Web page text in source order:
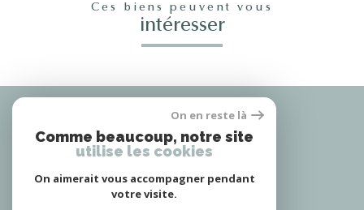
Ces biens peuvent vous
intéresser
adhérons
Nous
On en reste là
Comme beaucoup, notre site
utilise les cookies
On aimerait vous accompagner pendant
votre visite.